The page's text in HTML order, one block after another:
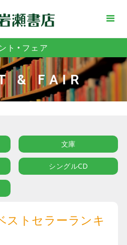
ト・フェア
& FAIR
文庫
シングルCD
ストセラーランキ